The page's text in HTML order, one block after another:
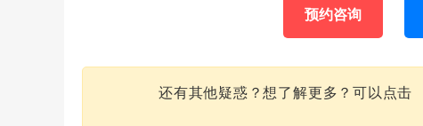
预约咨询
还有其他疑惑？想了解更多？可以点击